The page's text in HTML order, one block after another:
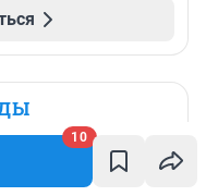
10
курсы